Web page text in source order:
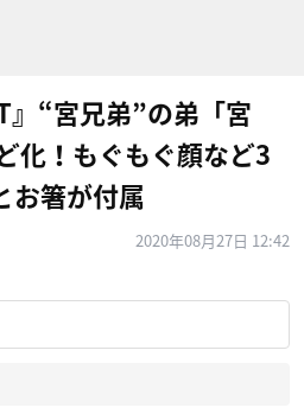
』“宮兄弟”の弟「宮
化！もぐもぐ顔など3
お箸が付属
2020年08月27日 12:42